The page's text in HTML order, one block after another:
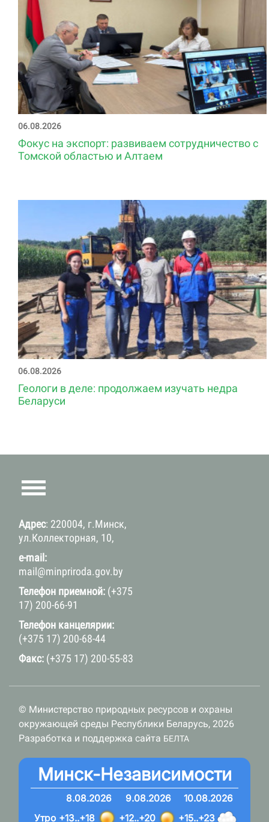
06.08.2026
Фокус на экспорт: развиваем сотрудничество с
Томской областью и Алтаем
06.08.2026
Геологи в деле: продолжаем изучать недра
Беларуси
Адрес: 220004, г.Минск,
ул.Коллекторная, 10,
e-mail:
mail@minpriroda.gov.by
Телефон приемной: (+375
17) 200-66-91
Телефон канцелярии:
(+375 17) 200-68-44
Факс: (+375 17) 200-55-83
© Министерство природных ресурсов и охраны
окружающей среды Республики Беларусь, 2026
Разработка и поддержка сайта БЕЛТА
Минск-Независимости
8.08.2026
+13..+18
9.08.2026
+12..+20
10.08.2026
+15..+23
Утро